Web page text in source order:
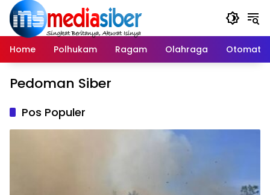
Langsung
konten
Home
Polhukam Ragam Olahraga Otomatif
Pedoman Siber
Pos Populer